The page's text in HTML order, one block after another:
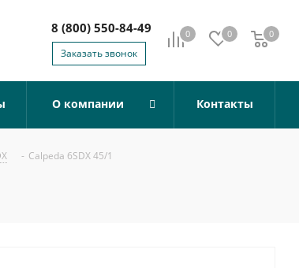
0 0 0
0
8 (800) 550-84-49
Заказать звонок
О компании Контакты
- Calpeda 6SDX 45/1